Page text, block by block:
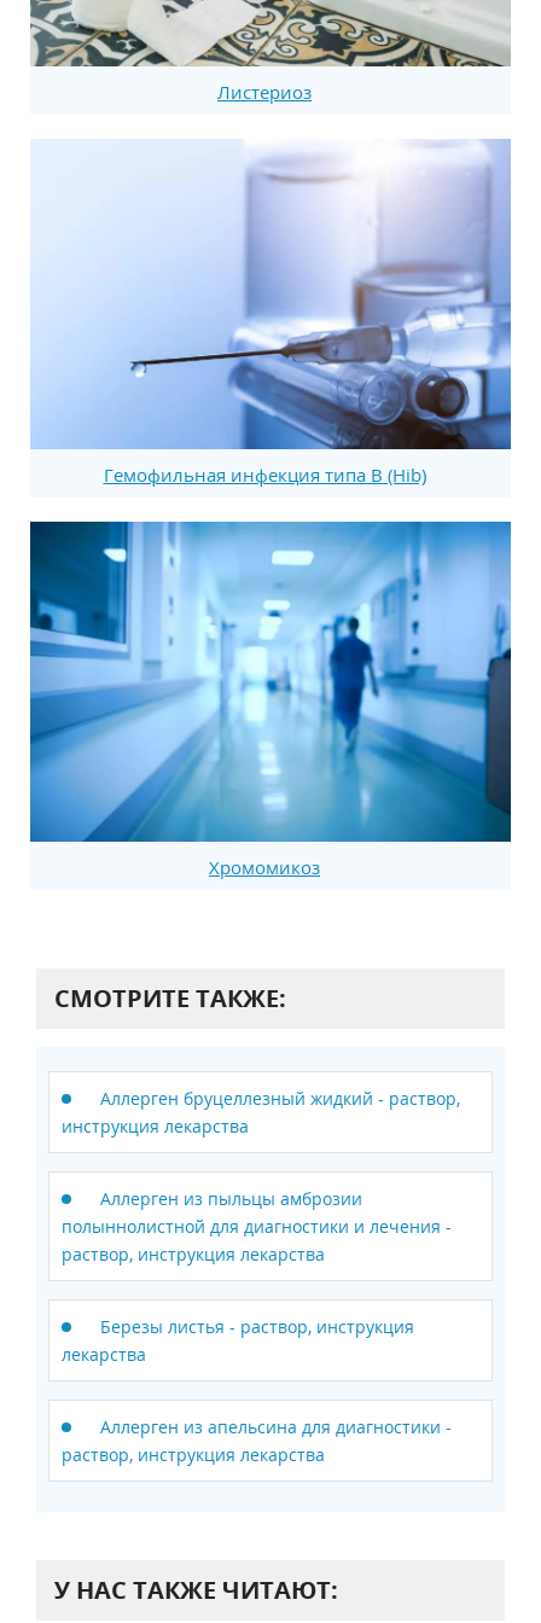
Листериоз
Гемофильная инфекция типа В (Hib)
Хромомикоз
СМОТРИТЕ ТАКЖЕ:
Аллерген бруцеллезный жидкий - раствор,
инструкция лекарства
Аллерген из пыльцы амброзии
полыннолистной для диагностики и лечения -
раствор, инструкция лекарства
Березы листья - раствор, инструкция
лекарства
Аллерген из апельсина для диагностики -
раствор, инструкция лекарства
У НАС ТАКЖЕ ЧИТАЮТ: